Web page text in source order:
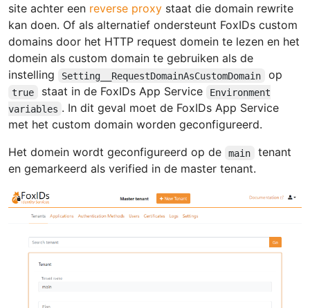
site achter een reverse proxy staat die domain rewrite
kan doen. Of als alternatief ondersteunt FoxIDs custom
domains door het HTTP request domein te lezen en het
domein als custom domain te gebruiken als de
instelling
Setting__RequestDomainAsCustomDomain op
true staat in de FoxIDs App Service
Environment
variables . In dit geval moet de FoxIDs App Service
met het custom domain worden geconfigureerd.
Het domein wordt geconfigureerd op de
main
tenant
en gemarkeerd als verified in de master tenant.